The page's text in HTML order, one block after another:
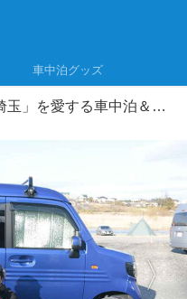
車中泊グッズ
「埼玉」を愛する車中泊＆キャンピングカー乗りに教えてもらった！おすすめ車中泊グッズ イベント「玉会」潜入取材